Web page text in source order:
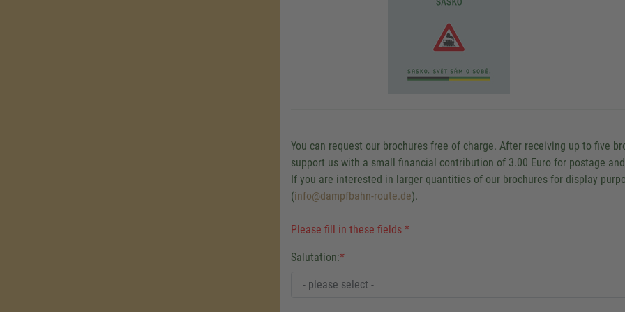
You can request our brochures free of charge. After receiving up to five
support us with a small financial contribution of 3.00 Euro for postage
If you are interested in larger quantities of our brochures for display
(info@dampfbahn-route.de).
Please fill in these fields *
Salutation:*